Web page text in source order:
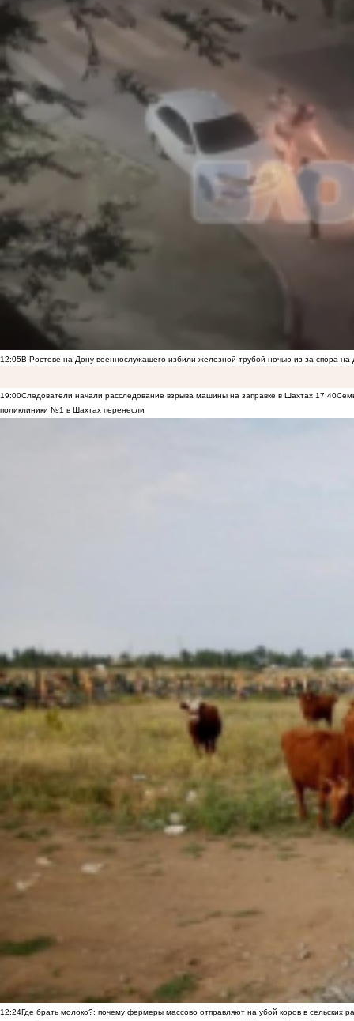
12:05В Ростове-на-Дону военнослужащего избили железной трубой ночью из-за спора на
19:00Следователи начали расследование взрыва машины на заправке в Шахтах 17:40
поликлиники №1 в Шахтах перенесли
12:24Где брать молоко?: почему фермеры массово отправляют на убой коров в сельских